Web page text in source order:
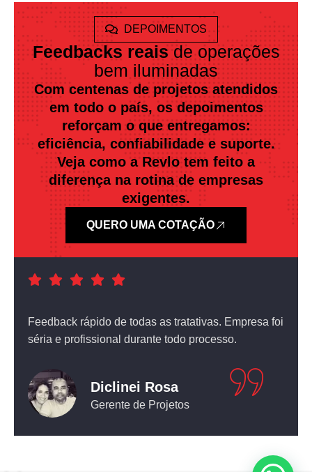
DEPOIMENTOS
Feedbacks reaisde operações
bem iluminadas
Com centenas de projetos atendidos
em todo o país, os depoimentos
reforçam o que entregamos:
eficiência, confiabilidade e suporte.
Veja como a Revlo tem feito a
diferença na rotina de empresas
exigentes.
QUERO UMA COTAÇÃO
Atendimento nota dez! O equipamento que comprei
não deixou nada a desejar.
Leticia Pediconi
Engenheira Civil